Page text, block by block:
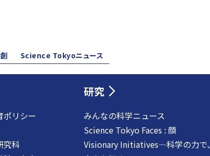
Science Tokyoニュース
ポリシー
究科
研究
みんなの科学ニュース
Science Tokyo Faces : 顔
Visionary Initiatives―科学の力で、